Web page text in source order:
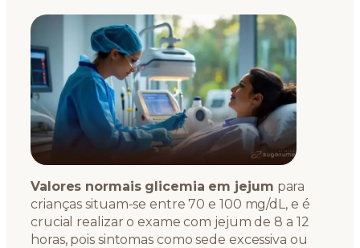
Valores normais glicemia em jejum para
crianças situam-se entre 70 e 100 mg/dL, e é
crucial realizar o exame com jejum de 8 a 12
horas, pois sintomas como sede excessiva ou